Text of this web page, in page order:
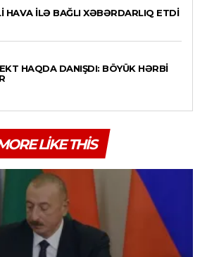
HAVA ILƏ BAĞLI XƏBƏRDARLIQ ETDI
HAQDA DANIŞDI: BÖYÜK HƏRBI
LIKE THIS